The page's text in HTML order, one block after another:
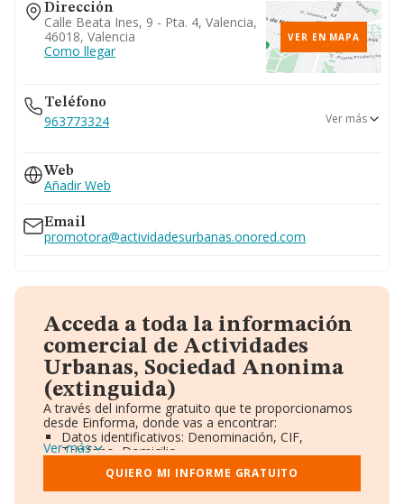
Dirección
Calle Beata Ines, 9 - Pta. 4, Valencia,
46018, Valencia
Como llegar
VER EN MAPA
Teléfono
963773324
963950319
Ver más
Web
Añadir Web
Email
promotora@actividadesurbanas.onored.com
Acceda a toda la información
comercial de Actividades
Urbanas, Sociedad Anonima
(extinguida)
A través del informe gratuito que te proporcionamos
desde Einforma, donde vas a encontrar:
Datos identificativos: Denominación, CIF,
Teléfono, Domicilio.
Informe Mercantil Completo (BORME).
Gráficos de Evolución Ventas y Empleados.
Consejo de Administración y Administradores.
Ver más
QUIERO MI INFORME GRATUITO